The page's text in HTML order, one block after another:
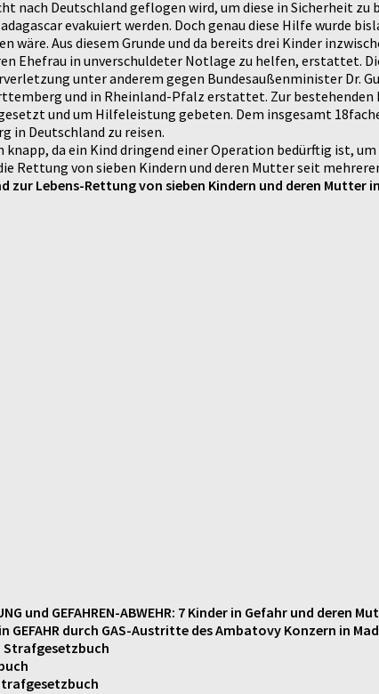
nach Deutschland geflogen wird, um diese in Sicherheit
evakuiert werden. Doch genau diese Hilfe wurde
Aus diesem Grunde und da bereits drei Kinder
Ehefrau in unverschuldeter Notlage zu helfen, erstattet.
unter anderem gegen Bundesaußenminister Dr.
und in Rheinland-Pfalz erstattet. Zur
und um Hilfeleistung gebeten. Dem insgesamt
in Deutschland zu reisen.
da ein Kind dringend einer Operation bedürftig ist,
von sieben Kindern und deren Mutter seit
Lebens-Rettung von sieben Kindern und deren Mutter
und GEFAHREN-ABWEHR: 7 Kinder in Gefahr und deren
GEFAHR durch GAS-Austritte des Ambatovy Konzern in
Strafgesetzbuch